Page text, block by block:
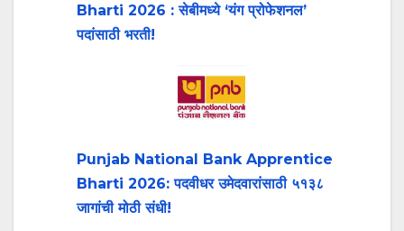
Bharti 2026 : सेबीमध्ये ‘यंग प्रोफेशनल’
पदांसाठी भरती!
Punjab National Bank Apprentice
Bharti 2026: पदवीधर उमेदवारांसाठी ५१३८
जागांची मोठी संधी!